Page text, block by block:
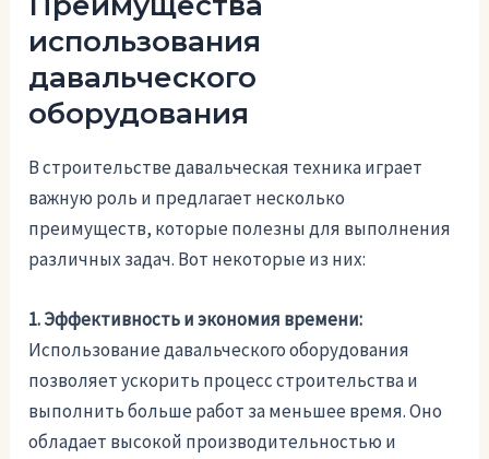
использования
давальческого
оборудования
В строительстве давальческая техника играет
важную роль и предлагает несколько
преимуществ, которые полезны для выполнения
различных задач. Вот некоторые из них:
1. Эффективность и экономия времени:
Использование давальческого оборудования
позволяет ускорить процесс строительства и
выполнить больше работ за меньшее время. Оно
обладает высокой производительностью и